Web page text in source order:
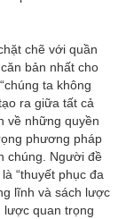
chẽ với quần
bản nhất cho
ta không
ra giữa tất cả
về những quyền
phương pháp
chúng. Người đề
“thuyết phục đa
lĩnh và sách lược
lược quan trọng